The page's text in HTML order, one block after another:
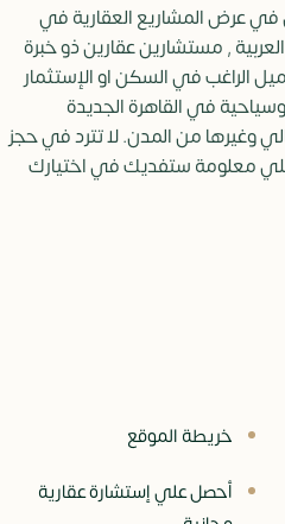
عرض المشاريع العقارية في
, مستشارين عقارين ذو خبرة
العميل الراغب في السكن او الإستثمار
في القاهرة الجديدة
وغيرها من المدن. لا تترد في حجز
معلومة ستفديك في اختيارك
خريطة الموقع
أحصل علي إستشارة عقارية